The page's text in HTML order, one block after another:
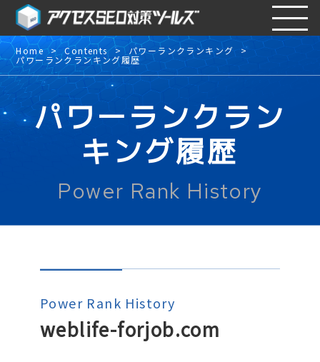
Home Contents パワーランクランキング
パワーランクランキング履歴
パワーランクラン
キング履歴
Power Rank History
Power Rank History
weblife-forjob.com